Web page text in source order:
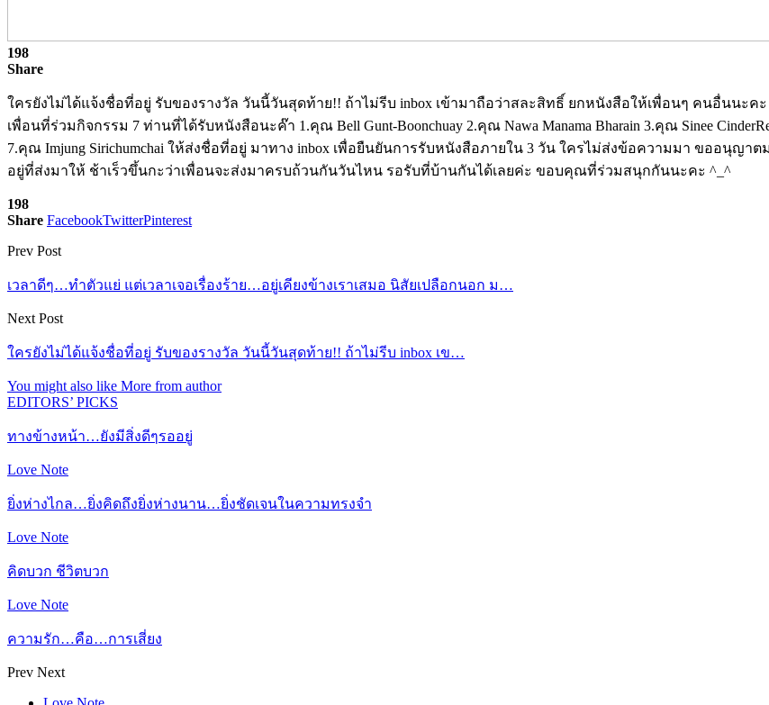
198
Share
ใครยังไม่ได้แจ้งชื่อที่อยู่ รับของรางวัล วันนี้วันสุดท้าย!! ถ้าไม่รีบ inbox เข้ามาถือว่าสละสิทธิ์ ยกหนังสือให้เพื่อนๆ คนอื่นนะคะ
เพื่อนที่ร่วมกิจกรรม 7 ท่านที่ได้รับหนังสือนะค๊า 1.คุณ Bell Gunt-Boonchuay 2.คุณ Nawa Manama Bharain 3.คุณ Sinee
7.คุณ Imjung Sirichumchai ให้ส่งชื่อที่อยู่ มาทาง inbox เพื่อยืนยันการรับหนังสือภายใน 3 วัน ใครไม่ส่งข้อความมา ขออนุ
อยู่ที่ส่งมาให้ ช้าเร็วขึ้นกะว่าเพื่อนจะส่งมาครบถ้วนกันวันไหน รอรับที่บ้านกันได้เลยค่ะ ขอบคุณที่ร่วมสนุกกันนะคะ ^_^
198
Share FacebookTwitterPinterest
Prev Post
เวลาดีๆ…ทำตัวแย่ แต่เวลาเจอเรื่องร้าย…อยู่เคียงข้างเราเสมอ นิสัยเปลือกนอก ม…
Next Post
ใครยังไม่ได้แจ้งชื่อที่อยู่ รับของรางวัล วันนี้วันสุดท้าย!! ถ้าไม่รีบ inbox เข…
You might also like More from author
EDITORS’ PICKS
ทางข้างหน้า…ยังมีสิ่งดีๆรออยู่
Love Note
ยิ่งห่างไกล…ยิ่งคิดถึงยิ่งห่างนาน…ยิ่งชัดเจนในความทรงจำ
Love Note
คิดบวก ชีวิตบวก
Love Note
ความรัก…คือ…การเสี่ยง
Prev Next